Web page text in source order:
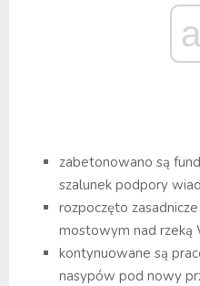
zabetonowano są
szalunek podpory
rozpoczęto
mostowym nad rzeką
kontynuowane są
nasypów pod nowy